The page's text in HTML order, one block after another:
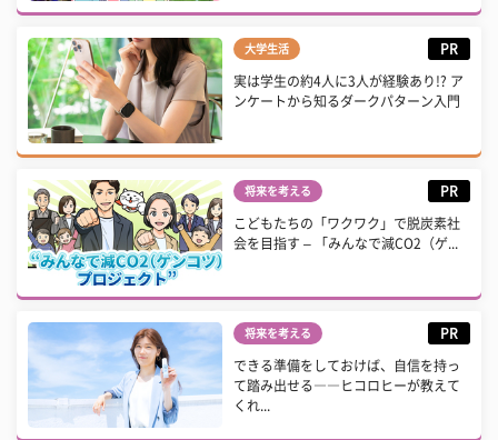
大学生活 PR
実は学生の約4人に3人が経験あり!? ア
ンケートから知るダークパターン入門
将来を考える PR
こどもたちの「ワクワク」で脱炭素社
会を目指す – 「みんなで減CO2（ゲ...
将来を考える PR
できる準備をしておけば、自信を持っ
て踏み出せる――ヒコロヒーが教えて
くれ...